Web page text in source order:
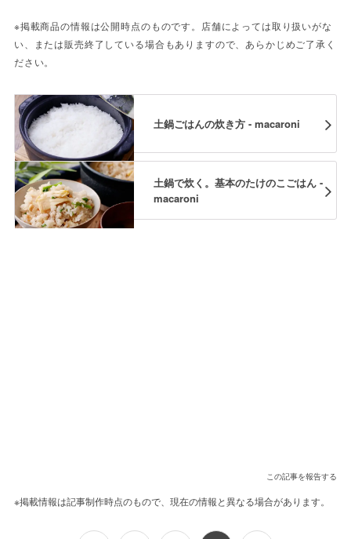
※掲載商品の情報は公開時点のものです。店舗によっては取り扱いがな
い、または販売終了している場合もありますので、あらかじめご了承く
ださい。
土鍋ごはんの炊き方 - macaroni
土鍋で炊く。基本のたけのこごはん -
macaroni
この記事を報告する
※掲載情報は記事制作時点のもので、現在の情報と異なる場合があります。